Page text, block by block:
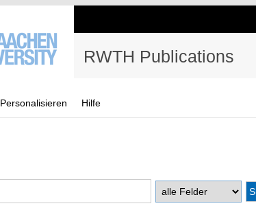
RWTH Publications
Personalisieren Hilfe